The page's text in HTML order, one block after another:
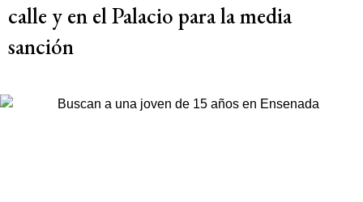
calle y en el Palacio para la media
sanción